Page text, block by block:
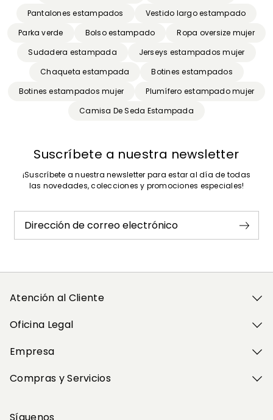
Pantalones estampados
Vestido largo estampado
Parka verde
Bolso estampado
Ropa oversize mujer
Sudadera estampada
Jerseys estampados mujer
Chaqueta estampada
Botines estampados
Botines estampados mujer
Plumífero estampado mujer
Camisa De Seda Estampada
Suscríbete a nuestra newsletter
¡Suscríbete a nuestra newsletter para estar al día de todas
las novedades, colecciones y promociones especiales!
Dirección de correo electrónico
Atención al Cliente
Oficina Legal
Empresa
Compras y Servicios